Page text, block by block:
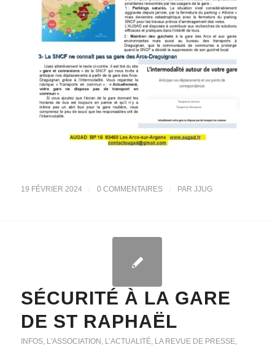
19 FÉVRIER 2024 / 0 COMMENTAIRES / PAR JJUG
SÉCURITÉ À LA GARE
DE ST RAPHAËL
INFOS, L'ASSOCIATION , L’ACTUALITÉ, LA REVUE DE PRESSE,